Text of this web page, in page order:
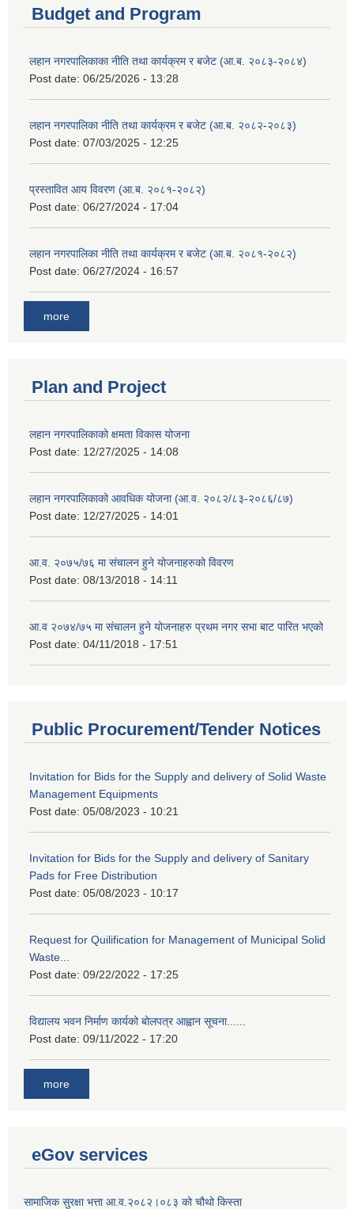
Budget and Program
लहान नगरपालिकाका नीति तथा कार्यक्रम र बजेट (आ.ब. २०८३-२०८४)
Post date: 06/25/2026 - 13:28
लहान नगरपालिका नीति तथा कार्यक्रम र बजेट (आ.ब. २०८२-२०८३)
Post date: 07/03/2025 - 12:25
प्रस्तावित आय विवरण (आ.ब. २०८१-२०८२)
Post date: 06/27/2024 - 17:04
लहान नगरपालिका नीति तथा कार्यक्रम र बजेट (आ.ब. २०८१-२०८२)
Post date: 06/27/2024 - 16:57
more
Plan and Project
लहान नगरपालिकाको क्षमता विकास योजना
Post date: 12/27/2025 - 14:08
लहान नगरपालिकाको आवधिक योजना (आ.व. २०८२/८३-२०८६/८७)
Post date: 12/27/2025 - 14:01
आ.व. २०७५/७६ मा संचालन हुने योजनाहरुको विवरण
Post date: 08/13/2018 - 14:11
आ.व २०७४/७५ मा संचालन हुने योजनाहरु प्रथम नगर सभा बाट पारित भएको
Post date: 04/11/2018 - 17:51
Public Procurement/Tender Notices
Invitation for Bids for the Supply and delivery of Solid Waste
Management Equipments
Post date: 05/08/2023 - 10:21
Invitation for Bids for the Supply and delivery of Sanitary
Pads for Free Distribution
Post date: 05/08/2023 - 10:17
Request for Quilification for Management of Municipal Solid
Waste...
Post date: 09/22/2022 - 17:25
विद्यालय भवन निर्माण कार्यको बोलपत्र आह्वान सूचना......
Post date: 09/11/2022 - 17:20
more
eGov services
सामाजिक सुरक्षा भत्ता आ.व.२०८२।०८३ को चौथो किस्ता